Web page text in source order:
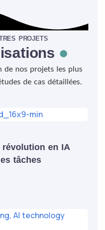
PROJETS
de nos projets les plus
de cas détaillées.
tâches